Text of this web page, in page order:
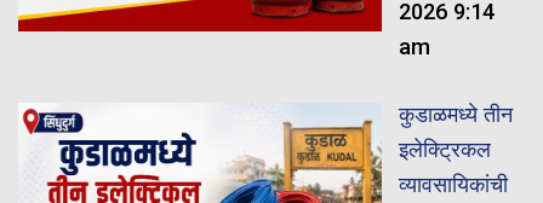
2026 9:14
am
कुडाळमध्ये तीन
इलेक्ट्रिकल
व्यावसायिकांची